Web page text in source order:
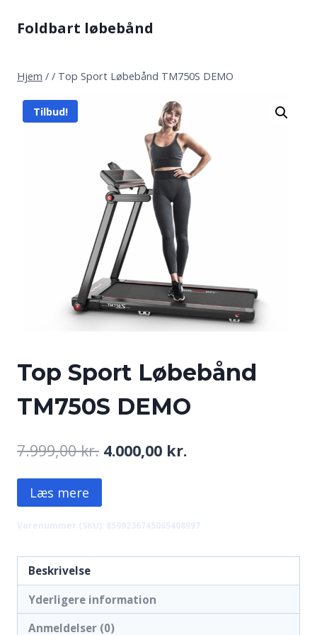
Foldbart løbebånd
Hjem / / Top Sport Løbebånd TM750S DEMO
Tilbud!
Top Sport Løbebånd
TM750S DEMO
7.999,00kr. Den
var:
4.000,00 kr.Den
er:
Læs mere
Varenummer (SKU): 8599236745065408997
Beskrivelse
Yderligere information
Anmeldelser (0)